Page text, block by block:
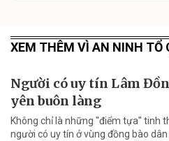
XEM THÊM VÌ AN NINH TỔ
Người có uy tín Lâm
yên buôn làng
Không chỉ là những "điểm tựa" tinh
người có uy tín ở vùng đồng bào